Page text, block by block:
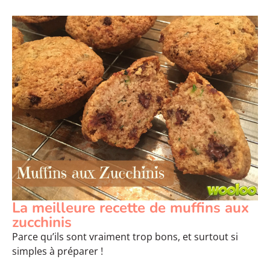
La meilleure recette de muffins aux
zucchinis
Parce qu’ils sont vraiment trop bons, et surtout si
simples à préparer !